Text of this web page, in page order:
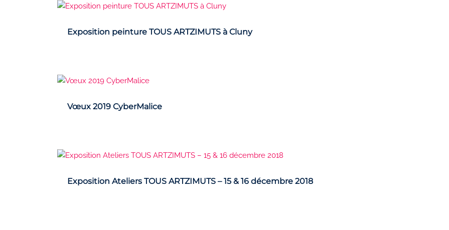
Exposition peinture TOUS ARTZIMUTS à Cluny
Vœux 2019 CyberMalice
Exposition Ateliers TOUS ARTZIMUTS – 15 & 16 décembre 2018